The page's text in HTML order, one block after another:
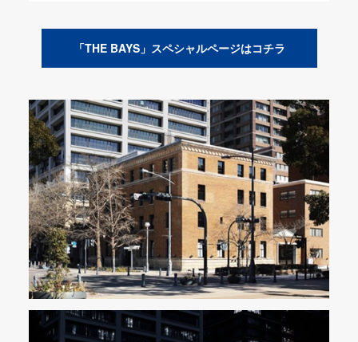
「THE BAYS」スペシャルページはコチラ